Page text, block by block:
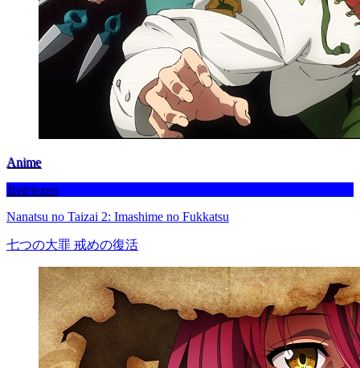
Anime
Befejezett
Nanatsu no Taizai 2: Imashime no Fukkatsu
七つの大罪 戒めの復活